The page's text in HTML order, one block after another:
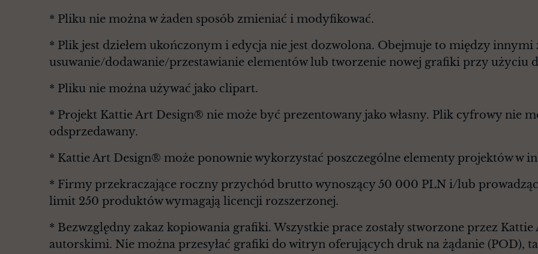
* Pliku nie można w żaden sposób zmieniać i modyfikować.
* Plik jest dziełem ukończonym i edycja nie jest dozwolona. Obejmuje to między
usuwanie/dodawanie/przestawianie elementów lub tworzenie nowej grafiki przy użyciu
* Pliku nie można używać jako clipart.
* Projekt Kattie Art Design® nie może być prezentowany jako własny. Plik cyfrowy nie
odsprzedawany.
* Kattie Art Design® może ponownie wykorzystać poszczególne elementy projektów w
* Firmy przekraczające roczny przychód brutto wynoszący 50 000 PLN i/lub
limit 250 produktów wymagają licencji rozszerzonej.
* Bezwzględny zakaz kopiowania grafiki. Wszystkie prace zostały stworzone przez
autorskimi. Nie można przesyłać grafiki do witryn oferujących druk na żądanie (POD),